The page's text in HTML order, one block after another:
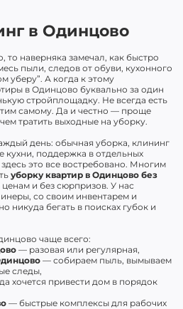
в Одинцово
наверняка замечал, как быстро
пыли, следов от обуви, кухонного
уберу”. А когда к этому
в Одинцово буквально за один
стройплощадку. Не всегда есть
самому. Да и честно — проще
тратить выходные на уборку.
день: обычная уборка, клининг
кухни, поддержка в отдельных
это все востребовано. Многим
уборку квартир в Одинцово без
и без сюрпризов. У нас
со своим инвентарем и
никуда бегать в поисках губок и
чаще всего:
— разовая или регулярная,
— собираем пыль, вымываем
следы,
хочется привести дом в порядок
— быстрые комплексы для рабочих